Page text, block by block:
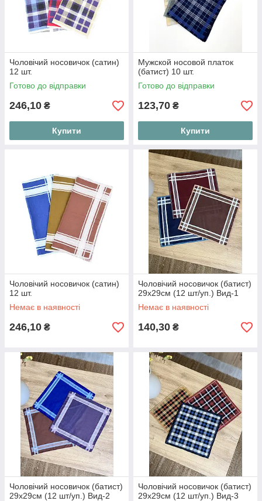
Чоловічий носовичок (сатин)
12 шт.
Готово до відправки
246,10 ₴
Купити
Мужской носовой платок
(батист) 10 шт.
Готово до відправки
123,70 ₴
Купити
Чоловічий носовичок (сатин)
12 шт.
Немає в наявності
246,10 ₴
Чоловічий носовичок (батист)
29х29см (12 шт/уп.) Вид-1
Немає в наявності
140,30 ₴
Чоловічий носовичок (батист)
29х29см (12 шт/уп.) Вид-2
Чоловічий носовичок (батист)
29х29см (12 шт/уп.) Вид-3